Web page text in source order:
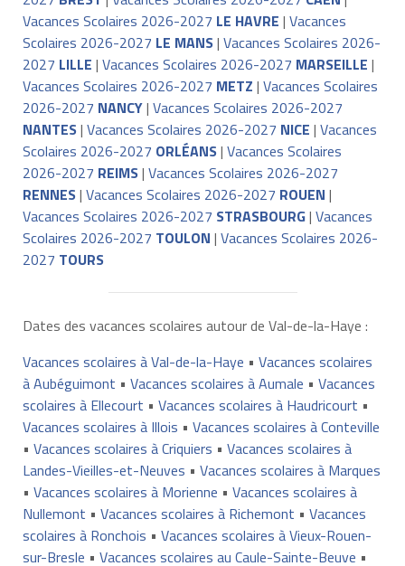
Vacances Scolaires 2026-2027 LE HAVRE | Vacances
Scolaires 2026-2027 LE MANS| Vacances Scolaires 2026-
2027 LILLE | Vacances Scolaires 2026-2027 MARSEILLE |
Vacances Scolaires 2026-2027 METZ | Vacances Scolaires
2026-2027 NANCY| Vacances Scolaires 2026-2027
NANTES| Vacances Scolaires 2026-2027 NICE | Vacances
Scolaires 2026-2027 ORLÉANS| Vacances Scolaires
2026-2027 REIMS| Vacances Scolaires 2026-2027
RENNES| Vacances Scolaires 2026-2027 ROUEN |
Vacances Scolaires 2026-2027 STRASBOURG| Vacances
Scolaires 2026-2027 TOULON | Vacances Scolaires 2026-
2027 TOURS
Dates des vacances scolaires autour de Val-de-la-Haye :
Vacances scolaires à Val-de-la-Haye • Vacances scolaires
à Aubéguimont • Vacances scolaires à Aumale • Vacances
scolaires à Ellecourt • Vacances scolaires à Haudricourt •
Vacances scolaires à Illois • Vacances scolaires à Conteville
• Vacances scolaires à Criquiers • Vacances scolaires à
Landes-Vieilles-et-Neuves • Vacances scolaires à Marques
• Vacances scolaires à Morienne • Vacances scolaires à
Nullemont • Vacances scolaires à Richemont • Vacances
scolaires à Ronchois • Vacances scolaires à Vieux-Rouen-
sur-Bresle • Vacances scolaires au Caule-Sainte-Beuve •